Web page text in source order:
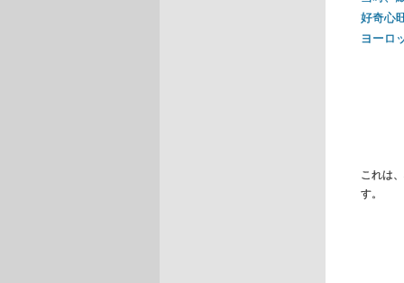
好奇心
ヨーロ
これは
す。